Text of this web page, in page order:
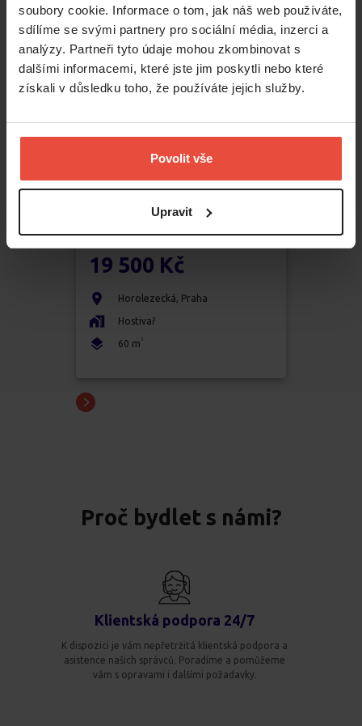
soubory cookie. Informace o tom, jak náš web používáte,
sdílíme se svými partnery pro sociální média, inzerci a
analýzy. Partneři tyto údaje mohou zkombinovat s
dalšími informacemi, které jste jim poskytli nebo které
získali v důsledku toho, že používáte jejich služby.
Povolit vše
Upravit
19 500 Kč
Horolezecká, Praha
Hostivař
60 m 2
Proč bydlet s námi?
Klientská podpora 24/7
K dispozici je vám nepřetržitá klientská podpora a
asistence našich správců. Poradíme a pomůžeme
vám s opravami i dalšími požadavky.